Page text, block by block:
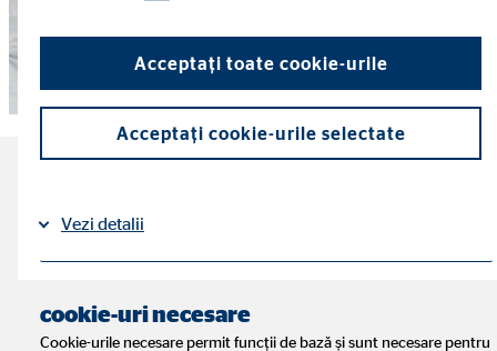
despre mutarea împreună
Acceptați toate cookie-urile
Acceptați cookie-urile selectate
Vezi detalii
cookie-uri necesare
Cookie-urile necesare permit funcții de bază și sunt necesare pentru